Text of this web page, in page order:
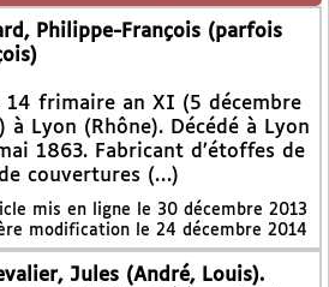
Philippe-François (parfois
14 frimaire an XI (5 décembre
à Lyon (Rhône). Décédé à Lyon
1863. Fabricant d’étoffes de
couvertures (…)
mis en ligne le 30 décembre 2013
modification le 24 décembre 2014
Jules (André, Louis).